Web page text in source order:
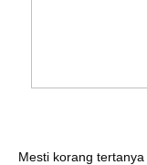
Mesti korang